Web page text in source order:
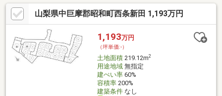
る全てのお客様が幸せにお取引出来るようお約束致します。お家
のご購入は物件探しだけでなく、住宅ローン、リフォーム、火災
保険、お引越し等多々に渡るお手続きが必要です。全てのお手続
きを一貫し完結できるよう当店舗はワンストップサービスという
独自のサービスをご提供しております。豊富な経験、専門知識を
元に最適な物件・資金提案を致します。是非お気軽にご相談下さ
い！
山梨県中巨摩郡昭和町西条新田 1,193万円
1,193万円
（坪単価:-）
土地面積219.12m2
用途地域無指定
建ぺい率60%
容積率200%
建築条件なし